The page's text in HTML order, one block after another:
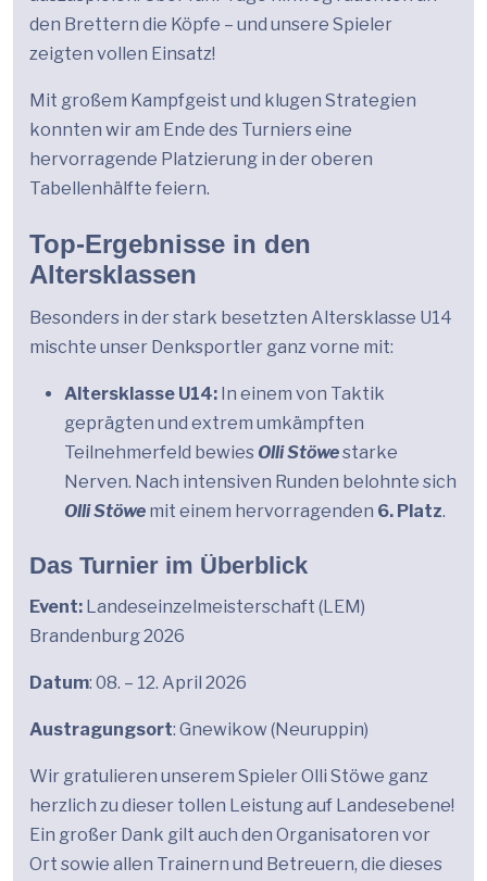
den Brettern die Köpfe – und unsere Spieler
zeigten vollen Einsatz!
Mit großem Kampfgeist und klugen Strategien
konnten wir am Ende des Turniers eine
hervorragende Platzierung in der oberen
Tabellenhälfte feiern.
Top-Ergebnisse in den
Altersklassen
Besonders in der stark besetzten Altersklasse U14
mischte unser Denksportler ganz vorne mit:
Altersklasse U14: In einem von Taktik
geprägten und extrem umkämpften
Teilnehmerfeld bewies Olli Stöwestarke
Nerven. Nach intensiven Runden belohnte sich
Olli Stöwe mit einem hervorragenden 6. Platz.
Das Turnier im Überblick
Event: Landeseinzelmeisterschaft (LEM)
Brandenburg 2026
Datum: 08. – 12. April 2026
Austragungsort: Gnewikow (Neuruppin)
Wir gratulieren unserem Spieler Olli Stöwe ganz
herzlich zu dieser tollen Leistung auf Landesebene!
Ein großer Dank gilt auch den Organisatoren vor
Ort sowie allen Trainern und Betreuern, die dieses